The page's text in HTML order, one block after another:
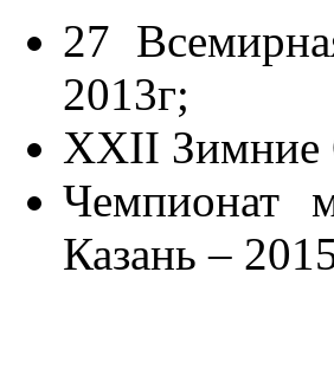
27
2013г;
XXII Зимние
Чемпионат
Казань –